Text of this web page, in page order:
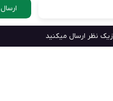
ارسال
نظر ارسال میکنید